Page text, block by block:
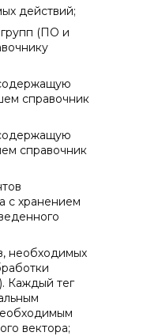
действий;
(ПО и
справочник
справочник
с хранением
необходимых
Каждый тег
вектора;